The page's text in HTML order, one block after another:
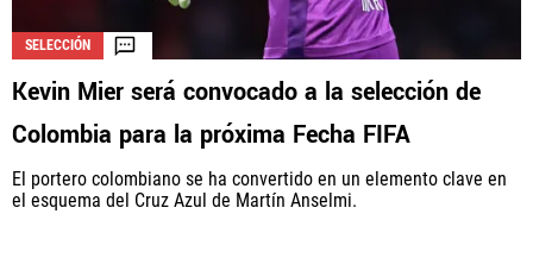
SELECCIÓN
Kevin Mier será convocado a la selección de
Colombia para la próxima Fecha FIFA
El portero colombiano se ha convertido en un elemento clave en
el esquema del Cruz Azul de Martín Anselmi.